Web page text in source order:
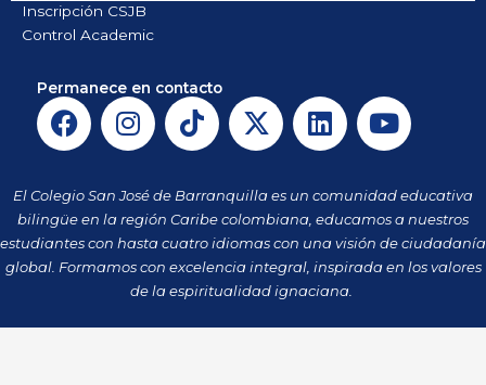
Inscripción CSJB
Control Academic
Permanece en contacto
F
a
e
b
o
o
I
n
t
a
g
r
a
m
T
i
t
o
k
X
-
w
i
t
t
e
r
L
i
k
e
d
i
n
Y
o
t
u
b
e
El Colegio San José de Barranquilla es un comunidad educativa
bilingüe en la región Caribe colombiana, educamos a nuestros
estudiantes con hasta cuatro idiomas con una visión de ciudadanía
global. Formamos con excelencia integral, inspirada en los valores
de la espiritualidad ignaciana.